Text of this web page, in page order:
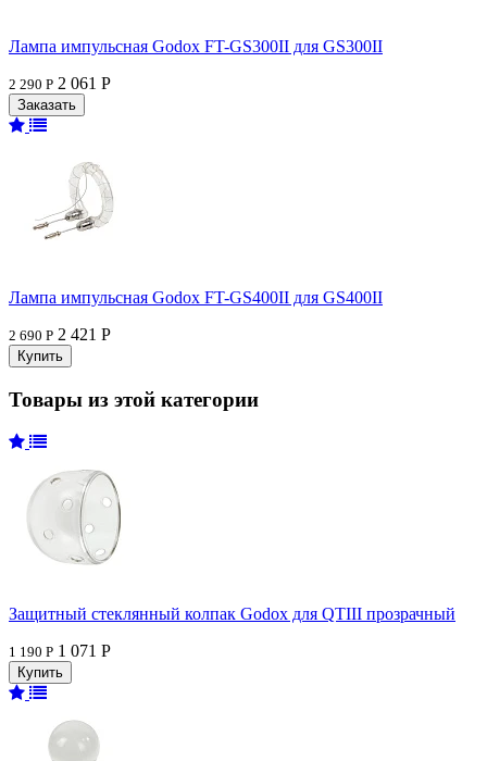
Лампа импульсная Godox FT-GS300II для GS300II
2 290 Р 2 061 Р
Лампа импульсная Godox FT-GS400II для GS400II
2 690 Р 2 421 Р
Товары из этой категории
Защитный стеклянный колпак Godox для QTIII прозрачный
1 190 Р 1 071 Р